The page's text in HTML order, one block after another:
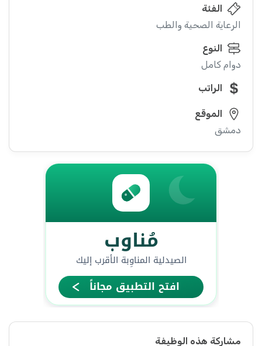
الفئة
الرعاية الصحية والطب
النوع
دوام كامل
الراتب
الموقع
دمشق
مشاركة هذه الوظيفة